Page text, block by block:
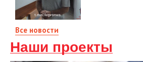
Все новости
Наши проекты